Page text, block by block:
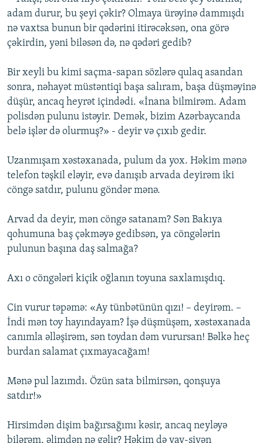
adam durur, bu şeyi çəkir? Olmaya ürəyinə dammışdı
nə vaxtsa bunun bir qədərini itirəcəksən, ona görə
çəkirdin, yəni biləsən də, nə qədəri gedib?
Bir xeyli bu kimi saçma-sapan sözlərə qulaq asandan
sonra, nəhayət müstəntiqi başa salıram, başa düşməyinə
düşür, ancaq heyrət içindədi. «İnana bilmirəm. Adam
polisdən pulunu istəyir. Demək, bizim Azərbaycanda
belə işlər də olurmuş?» - deyir və çıxıb gedir.
Uzanmışam xəstəxanada, pulum da yox. Həkim mənə
telefon təşkil eləyir, evə danışıb arvada deyirəm iki
cöngə satdır, pulunu göndər mənə.
Arvad da deyir, mən cöngə satanam? Sən Bakıya
qohumuna baş çəkməyə gedibsən, ya cöngələrin
pulunun başına daş salmağa?
Axı o cöngələri kiçik oğlanın toyuna saxlamışdıq.
Cin vurur təpəmə: «Ay tünbətünün qızı! – deyirəm. –
İndi mən toy hayındayam? İşə düşmüşəm, xəstəxanada
canımla əlləşirəm, sən toydan dəm vurursan! Bəlkə heç
burdan salamat çıxmayacağam!
Mənə pul lazımdı. Özün sata bilmirsən, qonşuya
satdır!»
Hirsimdən dişim bağırsağımı kəsir, ancaq neyləyə
bilərəm, əlimdən nə gəlir? Həkim də vay-şivən